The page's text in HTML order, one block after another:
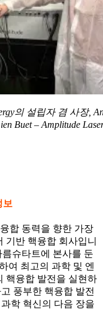
의 설립자 겸 사장,
Buet – Amplitude
보
합 동력을 향한 가장
기반 핵융합 회사입니
슈타트에 본사를 둔
여 최고의 과학 및 엔
핵융합 발전을 실현하
풍부한 핵융합 발전
학 혁신의 다음 장을